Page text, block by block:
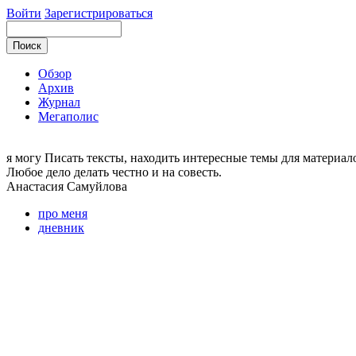
Войти Зарегистрироваться
Обзор
Архив
Журнал
Мегаполис
я могу Писать тексты, находить интересные темы для
Любое дело делать честно и на совесть.
Анастасия Самуйлова
про меня
дневник